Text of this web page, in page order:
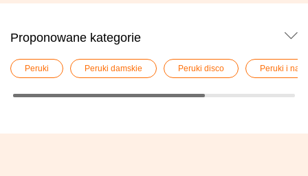
Proponowane kategorie
Peruki Peruki damskie Peruki disco Peruki i